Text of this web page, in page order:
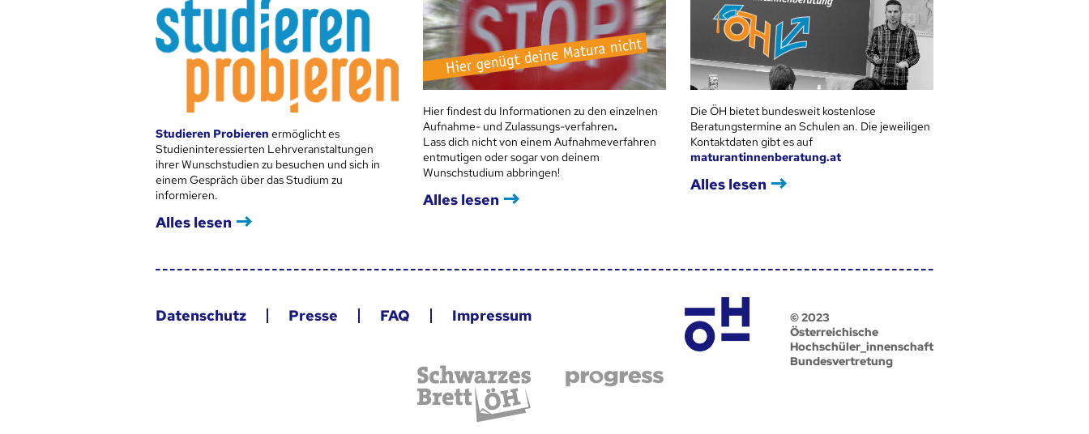
Studieren Probieren ermöglicht es
Studieninteressierten Lehrveranstaltungen
ihrer Wunschstudien zu besuchen und sich in
einem Gespräch über das Studium zu
informieren.
Alles lesen
Hier findest du Informationen zu den einzelnen
Aufnahme- und Zulassungs-verfahren.
Lass dich nicht von einem Aufnahmeverfahren
entmutigen oder sogar von deinem
Wunschstudium abbringen!
Alles lesen
Die ÖH bietet bundesweit kostenlose
Beratungstermine an Schulen an. Die jeweiligen
Kontaktdaten gibt es auf
maturantinnenberatung.at
Alles lesen
Datenschutz Presse FAQ Impressum
© 2023
Österreichische
Hochschüler_innenschaft
Bundesvertretung